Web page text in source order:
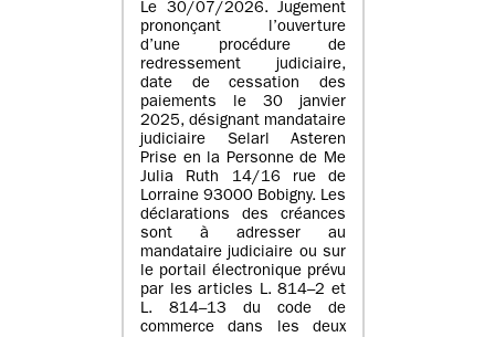
Le 30/07/2026. Jugement
prononçant l’ouverture
d’une procédure de
redressement judiciaire,
date de cessation des
paiements le 30 janvier
2025, désignant mandataire
judiciaire Selarl Asteren
Prise en la Personne de Me
Julia Ruth 14/16 rue de
Lorraine 93000 Bobigny. Les
déclarations des créances
sont à adresser au
mandataire judiciaire ou sur
le portail électronique prévu
par les articles L. 814–2 et
L. 814–13 du code de
commerce dans les deux